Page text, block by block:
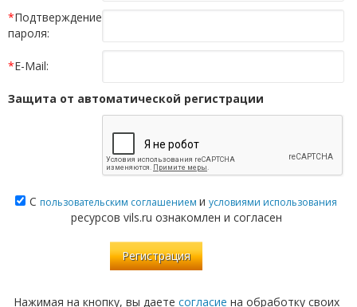
*Подтверждение
пароля:
*E-Mail:
Защита от автоматической регистрации
С пользовательским соглашением и условиями использования
ресурсов vils.ru ознакомлен и согласен
Нажимая на кнопку, вы даете согласие на обработку своих